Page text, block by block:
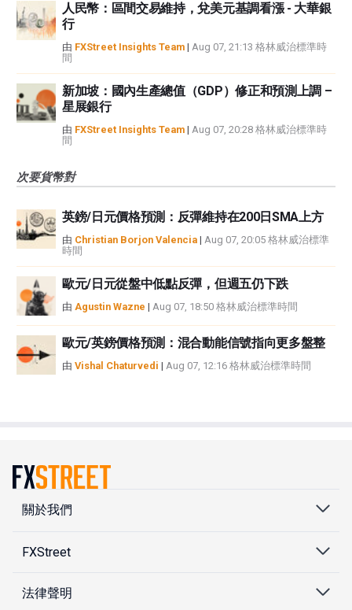
人民幣：區間交易維持，兌美元基調看漲 - 大華銀
行
由 FXStreet Insights Team | Aug 07, 21:13 格林威治標準時
間
新加坡：國內生產總值（GDP）修正和預測上調 –
星展銀行
由 FXStreet Insights Team | Aug 07, 20:28 格林威治標準時
間
次要貨幣對
英鎊/日元價格預測：反彈維持在200日SMA上方
由 Christian Borjon Valencia | Aug 07, 20:05 格林威治標準
時間
歐元/日元從盤中低點反彈，但週五仍下跌
由 Agustin Wazne | Aug 07, 18:50 格林威治標準時間
歐元/英鎊價格預測：混合動能信號指向更多盤整
由 Vishal Chaturvedi | Aug 07, 12:16 格林威治標準時間
關於我們
FXStreet
法律聲明